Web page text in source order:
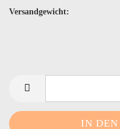
Versandgewicht: